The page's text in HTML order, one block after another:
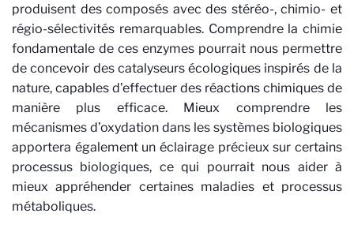
produisent des composés avec des stéréo-, chimio- et
régio-sélectivités remarquables. Comprendre la chimie
fondamentale de ces enzymes pourrait nous permettre
de concevoir des catalyseurs écologiques inspirés de la
nature, capables d’effectuer des réactions chimiques de
manière plus efficace. Mieux comprendre les
mécanismes d’oxydation dans les systèmes biologiques
apportera également un éclairage précieux sur certains
processus biologiques, ce qui pourrait nous aider à
mieux appréhender certaines maladies et processus
métaboliques.